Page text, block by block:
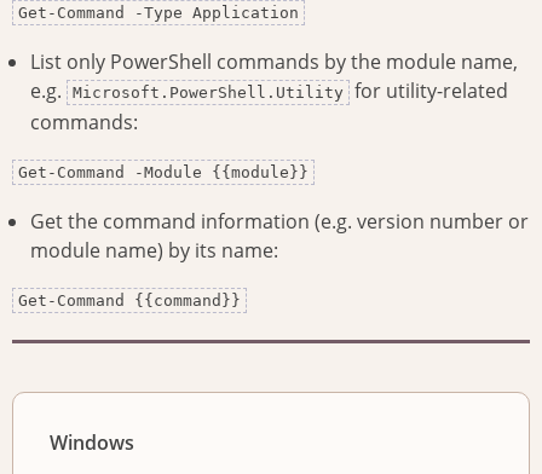
Get-Command -Type Application
List only PowerShell commands by the module name,
e.g.
Microsoft.PowerShell.Utility
for utility-related
commands:
Get-Command -Module {{module}}
Get the command information (e.g. version number or
module name) by its name:
Get-Command {{command}}
Windows